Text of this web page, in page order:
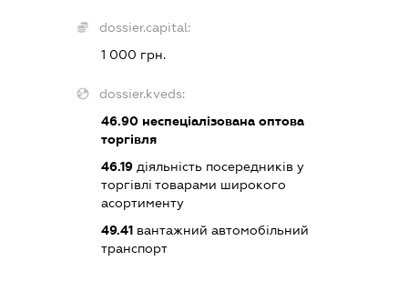
dossier.capital:
1 000 грн.
dossier.kveds:
46.90неспеціалізована оптова
торгівля
46.19діяльність посередників у
торгівлі товарами широкого
асортименту
49.41вантажний автомобільний
транспорт